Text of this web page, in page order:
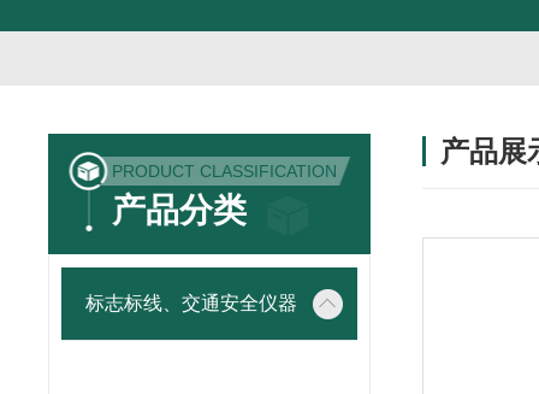
PRODUCT CLASSIFICATION
产品分类
标志标线、交通安全仪器
产品展